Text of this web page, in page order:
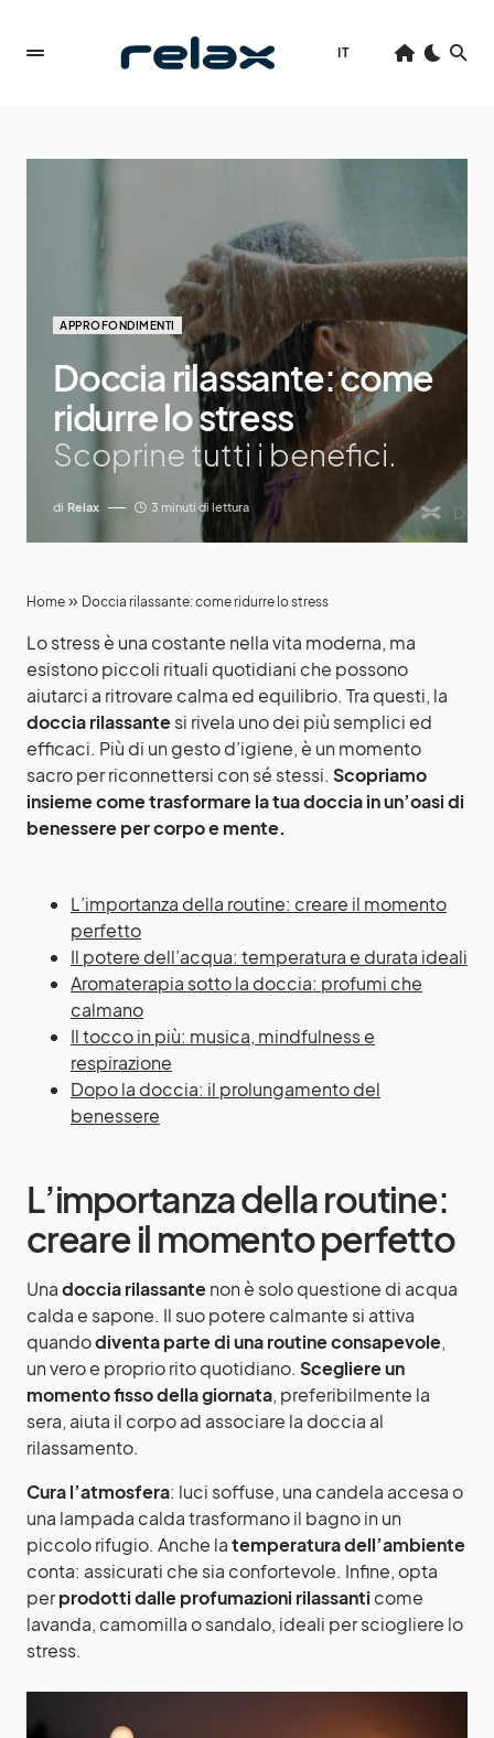
IT
APPROFONDIMENTI
Doccia rilassante: come
ridurre lo stress
Scoprine tutti i benefici.
di Relax 3 minuti di lettura
Home » Doccia rilassante: come ridurre lo stress
Lo stress è una costante nella vita moderna, ma
esistono piccoli rituali quotidiani che possono
aiutarci a ritrovare calma ed equilibrio. Tra questi, la
doccia rilassantesi rivela uno dei più semplici ed
efficaci. Più di un gesto d’igiene, è un momento
sacro per riconnettersi con sé stessi. Scopriamo
insieme come trasformare la tua doccia in un’oasi di
benessere per corpo e mente.
L’importanza della routine: creare il momento
perfetto
Il potere dell’acqua: temperatura e durata ideali
Aromaterapia sotto la doccia: profumi che
calmano
Il tocco in più: musica, mindfulness e
respirazione
Dopo la doccia: il prolungamento del
benessere
L’importanza della routine:
creare il momento perfetto
Unadoccia rilassantenon è solo questione di acqua
calda e sapone. Il suo potere calmante si attiva
quandodiventa parte di una routine consapevole,
un vero e proprio rito quotidiano. Scegliere un
momento fisso della giornata, preferibilmente la
sera, aiuta il corpo ad associare la doccia al
rilassamento.
Cura l’atmosfera: luci soffuse, una candela accesa o
una lampada calda trasformano il bagno in un
piccolo rifugio. Anche latemperatura dell’ambiente
conta: assicurati che sia confortevole. Infine, opta
perprodotti dalle profumazioni rilassanti come
lavanda, camomilla o sandalo, ideali per sciogliere lo
stress.